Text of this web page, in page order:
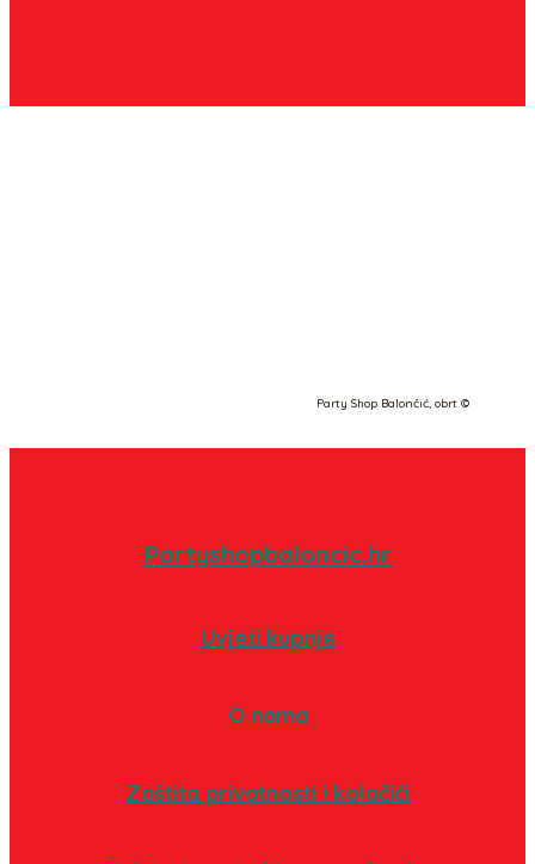
Party Shop Balončić, obrt ©
Partyshopbaloncic.hr
Uvjeti kupnje
O nama
Zaštita privatnosti i kolačići